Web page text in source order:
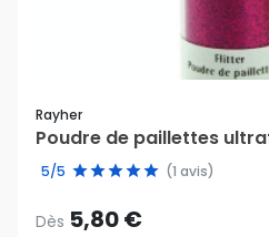
Rayher
Poudre de paillettes
5/5 (1 avis)
Dès 5,80 €